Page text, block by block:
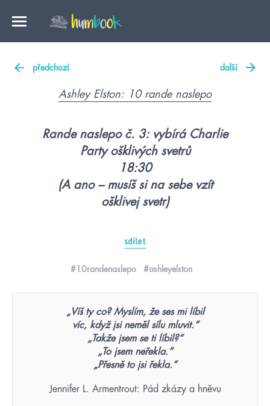
předchozí další
Ashley Elston: 10 rande naslepo
Rande naslepo č. 3: vybírá Charlie
Party ošklivých svetrů
18:30
(A ano – musíš si na sebe vzít
ošklivej svetr)
sdílet
#10randenaslepo #ashleyelston
„Víš ty co? Myslím, že ses mi líbil
víc, když jsi neměl sílu mluvit.“
„Takže jsem se ti líbil?“
„To jsem neřekla.“
„Přesně to jsi řekla.“
Jennifer L. Armentrout: Pád zkázy a hněvu